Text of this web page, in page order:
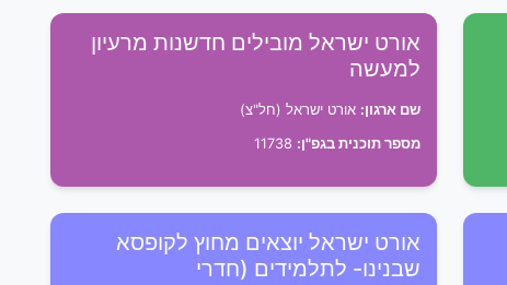
אורט ישראל מובילים חדשנות מרעיון
למעשה
שם ארגון: אורט ישראל (חל"צ)
מספר תוכנית בגפ"ן:
אורט ישראל יוצאים מחוץ לקופסא
שבנינו- לתלמידים (חדרי